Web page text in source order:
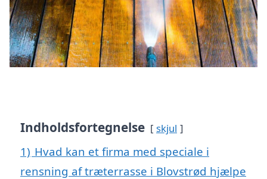
Indholdsfortegnelse skjul
1) Hvad kan et firma med speciale i
rensning af træterrasse i Blovstrød hjælpe